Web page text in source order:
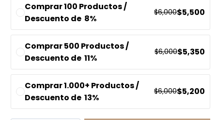
Comprar 100 Productos /
Descuento de 8%
$6,000$5,500
Comprar 500 Productos /
Descuento de 11%
$6,000$5,350
Comprar 1.000+ Productos /
Descuento de 13%
$6,000$5,200